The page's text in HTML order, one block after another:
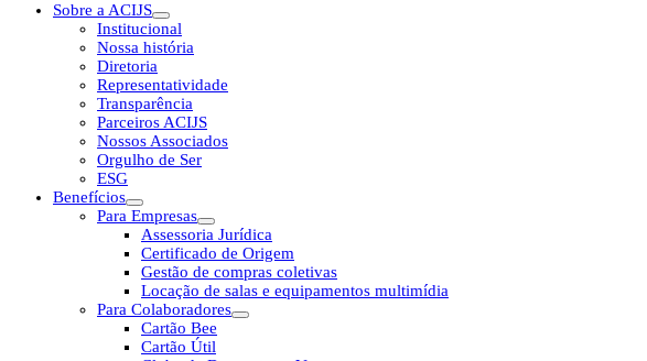
Sobre a ACIJS
Institucional
Nossa história
Diretoria
Representatividade
Transparência
Parceiros ACIJS
Nossos Associados
Orgulho de Ser
ESG
Benefícios
Para Empresas
Assessoria Jurídica
Certificado de Origem
Gestão de compras coletivas
Locação de salas e equipamentos multimídia
Para Colaboradores
Cartão Bee
Cartão Útil